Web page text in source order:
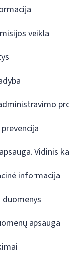
veikla
Vidinis
informacija
apsauga